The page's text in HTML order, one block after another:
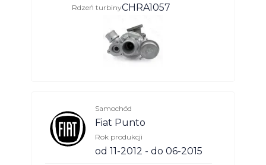
Rdzeń turbinyCHRA1057
Samochód
Fiat Punto
Rok produkcji
od 11-2012 - do 06-2015